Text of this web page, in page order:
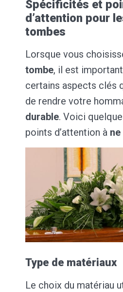
Spécificités et
d’attention pour
tombes
Lorsque vous
tombe, il est
certains aspects clés
de rendre votre
durable. Voici
points d’attention à
Type de matériaux
Le choix du matériau